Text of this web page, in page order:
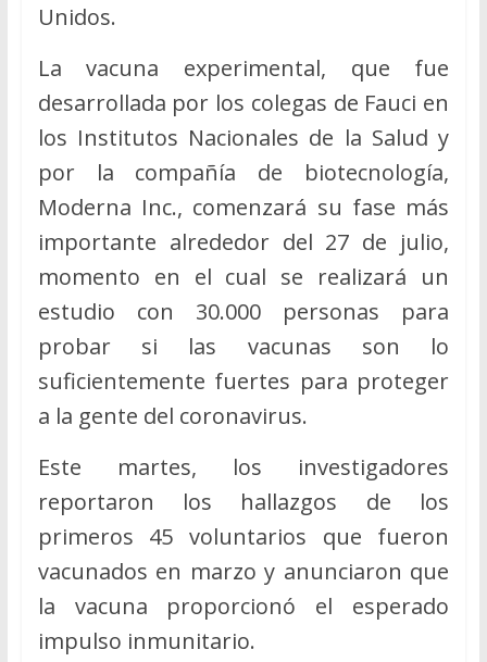
Unidos.
La vacuna experimental, que fue
desarrollada por los colegas de Fauci en
los Institutos Nacionales de la Salud y
por la compañía de biotecnología,
Moderna Inc., comenzará su fase más
importante alrededor del 27 de julio,
momento en el cual se realizará un
estudio con 30.000 personas para
probar si las vacunas son lo
suficientemente fuertes para proteger
a la gente del coronavirus.
Este martes, los investigadores
reportaron los hallazgos de los
primeros 45 voluntarios que fueron
vacunados en marzo y anunciaron que
la vacuna proporcionó el esperado
impulso inmunitario.